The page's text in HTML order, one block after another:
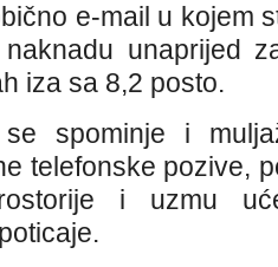
e-mail u kojem
unaprijed
iza sa 8,2 posto.
spominje i
telefonske pozive,
i uzmu